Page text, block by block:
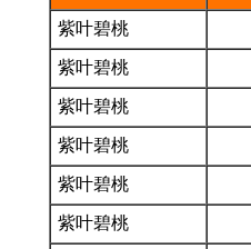
紫叶碧桃
紫叶碧桃
紫叶碧桃
紫叶碧桃
紫叶碧桃
紫叶碧桃